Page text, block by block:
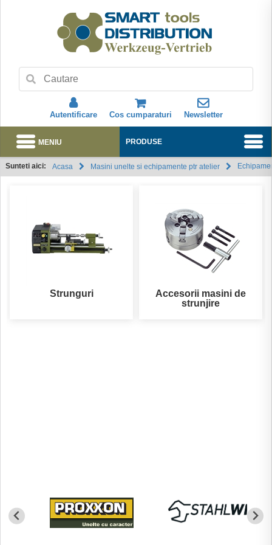
Autentificare Cos cumparaturi Newsletter
Abonare
PRODUSE
MENIU
Sunteti aici: Acasa Masini unelte si echipamente ptr atelier
Strunguri
Accesorii masini de
strunjire